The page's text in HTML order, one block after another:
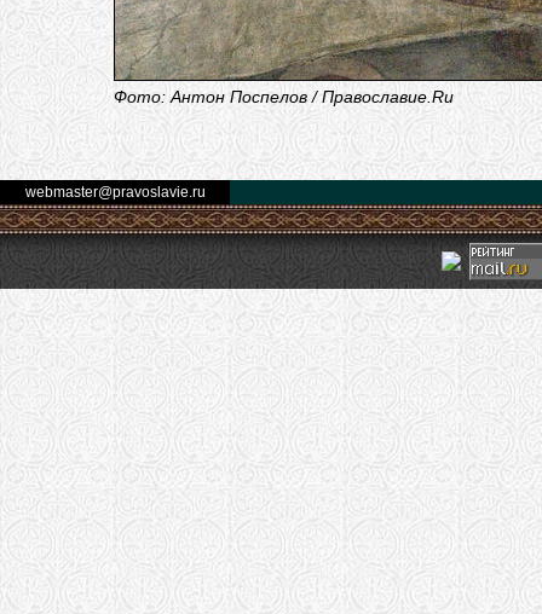
Фото: Антон Поспелов / Православие.Ru
webmaster@pravoslavie.ru